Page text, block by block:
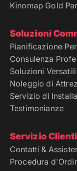
Kinomap Gold
Soluzioni
Pianificazione
Consulenza
Soluzioni
Noleggio di
Servizio di
Testimonianze
Servizio Clienti
Contatti &
Procedura